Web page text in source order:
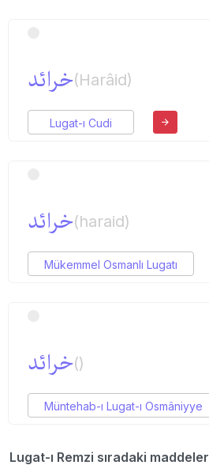
خرائد(Harâid)
Lugat-ı Cudi
خرائد(haraid)
Mükemmel Osmanlı Lugatı
خرائد()
Müntehab-ı Lugat-ı Osmâniyye
Lugat-ı Remzi sıradaki maddeler